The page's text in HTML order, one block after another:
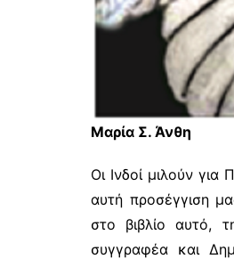
Μαρία Σ. Άνθη
Οι Ινδοί μιλούν για
αυτή προσέγγιση
στο βιβλίο αυτό,
συγγραφέα και